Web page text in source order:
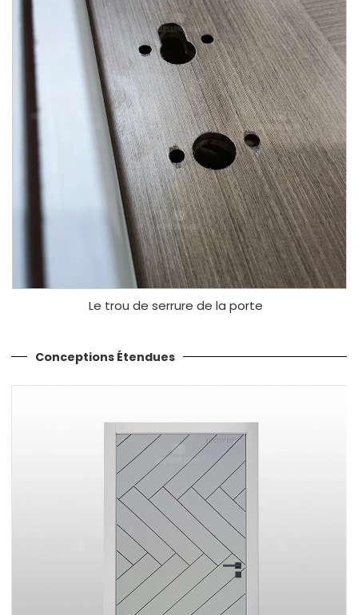
Le trou de serrure de la porte
Conceptions Étendues